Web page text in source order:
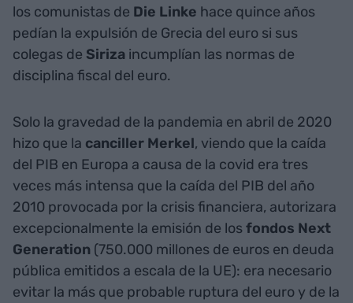
los comunistas de Die Linke hace quince años
pedían la expulsión de Grecia del euro si sus
colegas de Siriza incumplían las normas de
disciplina fiscal del euro.
Solo la gravedad de la pandemia en abril de 2020
hizo que la canciller Merkel, viendo que la caída
del PIB en Europa a causa de la covid era tres
veces más intensa que la caída del PIB del año
2010 provocada por la crisis financiera, autorizara
excepcionalmente la emisión de losfondos Next
Generation (750.000 millones de euros en deuda
pública emitidos a escala de la UE): era necesario
evitar la más que probable ruptura del euro y de la